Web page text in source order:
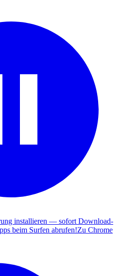
installieren — sofort Download-
beim Surfen abrufen!Zu Chrome